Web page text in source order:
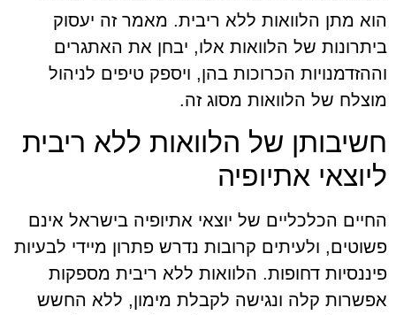
הוא מתן הלוואות ללא ריבית. מאמר זה יעסוק
ביתרונות של הלוואות אלו, יבחן את האתגרים
וההזדמנויות הכרוכות בהן, ויספק טיפים לניהול
מוצלח של הלוואות מסוג זה.
חשיבותן של הלוואות ללא ריבית
ליוצאי אתיופיה
החיים הכלכליים של יוצאי אתיופיה בישראל אינם
פשוטים, ולעיתים קרובות נדרש פתרון מיידי לבעיות
פיננסיות דחופות. הלוואות ללא ריבית מספקות
אפשרות קלה ונגישה לקבלת מימון, ללא החשש